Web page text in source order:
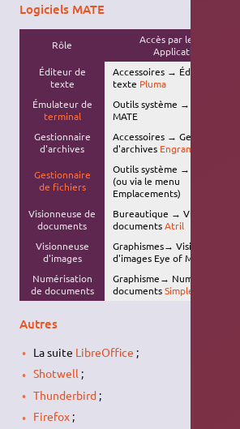
Logiciels MATE
Rôle
Accès par le menu
Applications
Éditeur de
texte
Accessoires → Éditeur de
texte Pluma
Émulateur de
terminal
Outils système → Terminal
MATE
Gestionnaire
d'archives
Accessoires → Gestionnaire
d'archives Engrampa
Gestionnaire
de fichiers
Outils système →
(ou via le menu
Emplacements)
Visionneuse de
documents
Bureautique → Visionneur de
documentsAtril
Visionneuse
d'images
Graphismes→ Visionneuse
d'images Eye of Mate
Numérisation
de documents
Graphisme→ Numériseur de
documentsSimple-scan
Autres
La suite LibreOffice ;
Shotwell ;
Thunderbird;
Firefox;